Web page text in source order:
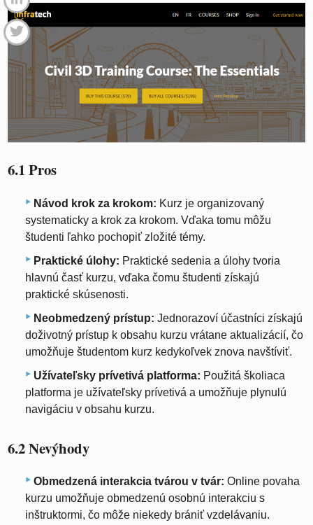
6.1 Pros
Návod krok za krokom: Kurz je organizovaný
systematicky a krok za krokom. Vďaka tomu môžu
študenti ľahko pochopiť zložité témy.
Praktické úlohy: Praktické sedenia a úlohy tvoria
hlavnú časť kurzu, vďaka čomu študenti získajú
praktické skúsenosti.
Neobmedzený prístup: Jednorazoví účastníci získajú
doživotný prístup k obsahu kurzu vrátane aktualizácií, čo
umožňuje študentom kurz kedykoľvek znova navštíviť.
Užívateľsky prívetivá platforma: Použitá školiaca
platforma je užívateľsky prívetivá a umožňuje plynulú
navigáciu v obsahu kurzu.
6.2 Nevýhody
Obmedzená interakcia tvárou v tvár: Online povaha
kurzu umožňuje obmedzenú osobnú interakciu s
inštruktormi, čo môže niekedy brániť vzdelávaniu.